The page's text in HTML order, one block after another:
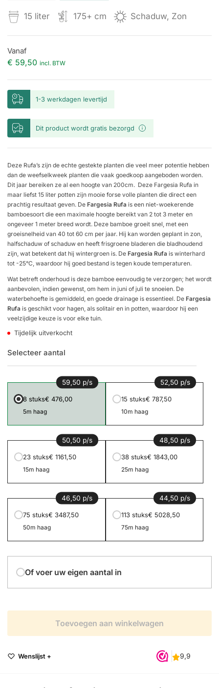
15 liter 175+ cm Schaduw, Zon
Vanaf
€ 59,50 incl. BTW
1-3 werkdagen levertijd
Dit product wordt gratis bezorgd
Deze Rufa’s zijn de echte gestekte planten die veel meer potentie hebben
dan de weefselkweek planten die vaak goedkoop aangeboden worden.
Dit jaar bereiken ze al een hoogte van 200cm. Deze Fargesia Rufa in
maar liefst 15 liter potten zijn mooie forse volle planten die direct een
prachtig resultaat geven. De Fargesia Rufa is een niet-woekerende
bamboesoort die een maximale hoogte bereikt van 2 tot 3 meter en
ongeveer 1 meter breed wordt. Deze bamboe groeit snel, met een
groeisnelheid van 40 tot 60 cm per jaar. Hij kan worden geplant in zon,
halfschaduw of schaduw en heeft frisgroene bladeren die bladhoudend
zijn, wat betekent dat hij wintergroen is. De Fargesia Rufa is winterhard
tot -25°C, waardoor hij goed bestand is tegen koude temperaturen.
Wat betreft onderhoud is deze bamboe eenvoudig te verzorgen; het wordt
aanbevolen, indien gewenst, om hem in juni of juli te snoeien. De
waterbehoefte is gemiddeld, en goede drainage is essentieel. De Fargesia
Rufa is geschikt voor hagen, als solitair en in potten, waardoor hij een
veelzijdige keuze is voor elke tuin.
Tijdelijk uitverkocht
Selecteer aantal
59,50 p/s
8 stuks€ 476,00
5m haag
52,50 p/s
15 stuks€ 787,50
10m haag
50,50 p/s
23 stuks€ 1161,50
15m haag
48,50 p/s
38 stuks€ 1843,00
25m haag
46,50 p/s
75 stuks€ 3487,50
50m haag
44,50 p/s
113 stuks€ 5028,50
75m haag
Of voer uw eigen aantal in
Toevoegen aan winkelwagen
Wenslijst +